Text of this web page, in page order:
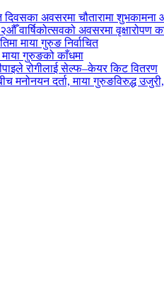
अवसरमा चौतारामा शुभकामना
वार्षिकोत्सवको अवसरमा वृक्षारोपण
माया गुरुङ निर्वाचित
माया गुरुङको काँधमा
रोगीलाई सेल्फ–केयर किट वितरण
मनोनयन दर्ता, माया गुरुङविरुद्ध